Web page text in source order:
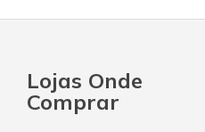
Lojas Onde
Comprar